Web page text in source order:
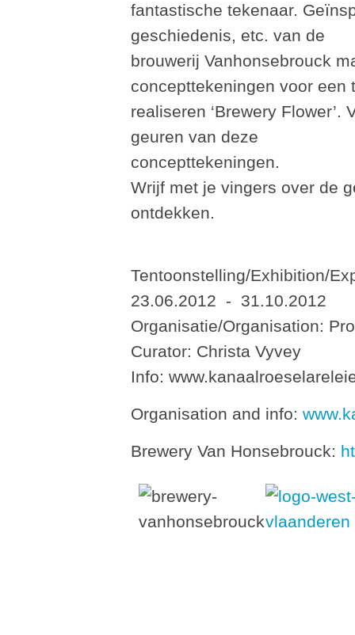
fantastische tekenaar.
geschiedenis, etc. van de
brouwerij Vanhonsebrouck
concepttekeningen voor een
realiseren ‘Brewery
geuren van deze
concepttekeningen.
Wrijf met je vingers over de
ontdekken.
Tentoonstelling/Exhibition/
23.06.2012 - 31.10.2012
Organisatie/Organisation:
Curator: Christa Vyvey
Info:
Organisation and info:
Brewery Van Honsebrouck: